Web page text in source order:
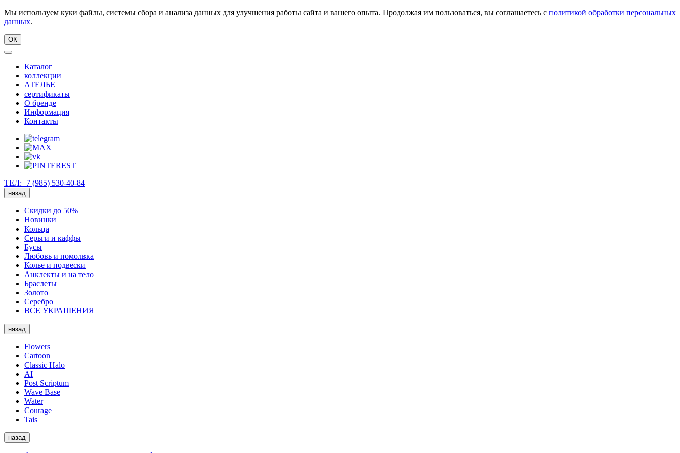
Мы используем куки файлы, системы сбора и анализа данных для улучшения работы сайта и вашего опыта. Продолжая им пользоваться, вы соглашаетесь с политикой обработки персональных
данных.
ОК
Каталог
коллекции
АТЕЛЬЕ
сертификаты
О бренде
Информация
Контакты
ТЕЛ:+7 (985) 530-40-84
назад
Скидки до 50%
Новинки
Кольца
Серьги и каффы
Бусы
Любовь и помолвка
Колье и подвески
Анклекты и на тело
Браслеты
Золото
Серебро
ВСЕ УКРАШЕНИЯ
назад
Flowers
Cartoon
Classic Halo
AI
Post Scriptum
Wave Base
Water
Courage
Tais
назад